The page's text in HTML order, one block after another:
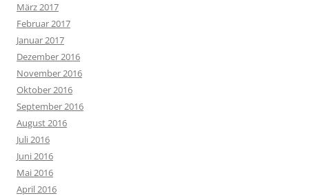
März 2017
Februar 2017
Januar 2017
Dezember 2016
November 2016
Oktober 2016
September 2016
August 2016
Juli 2016
Juni 2016
Mai 2016
April 2016